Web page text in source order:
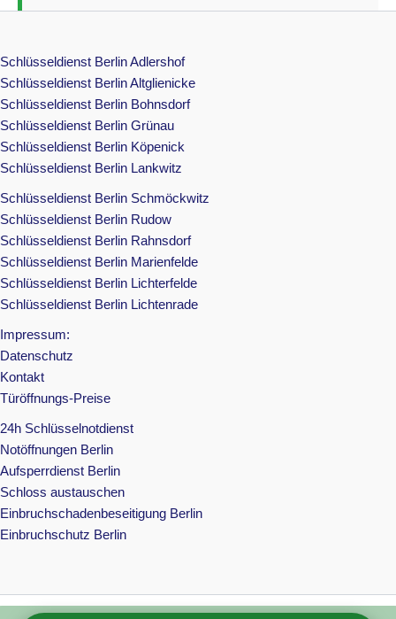
Schlüsseldienst Berlin Adlershof
Schlüsseldienst Berlin Altglienicke
Schlüsseldienst Berlin Bohnsdorf
Schlüsseldienst Berlin Grünau
Schlüsseldienst Berlin Köpenick
Schlüsseldienst Berlin Lankwitz
Schlüsseldienst Berlin Schmöckwitz
Schlüsseldienst Berlin Rudow
Schlüsseldienst Berlin Rahnsdorf
Schlüsseldienst Berlin Marienfelde
Schlüsseldienst Berlin Lichterfelde
Schlüsseldienst Berlin Lichtenrade
Impressum:
Datenschutz
Kontakt
Türöffnungs-Preise
24h Schlüsselnotdienst
Notöffnungen Berlin
Aufsperrdienst Berlin
Schloss austauschen
Einbruchschadenbeseitigung Berlin
Einbruchschutz Berlin